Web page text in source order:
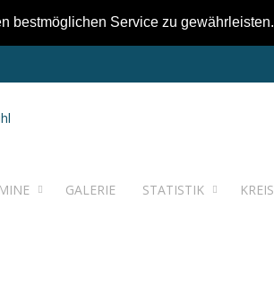
bestmöglichen Service zu gewährleisten.
GALERIE STATISTIK KREIS